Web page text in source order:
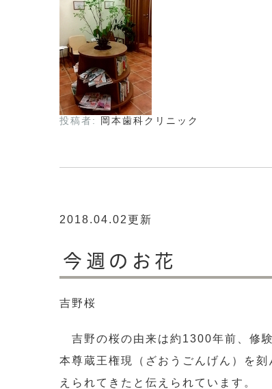
投稿者: 岡本歯科クリニック
2018.04.02更新
今週のお花
吉野桜
吉野の桜の由来は約1300年前、修
本尊蔵王権現（ざおうごんげん）を
えられてきたと伝えられています。